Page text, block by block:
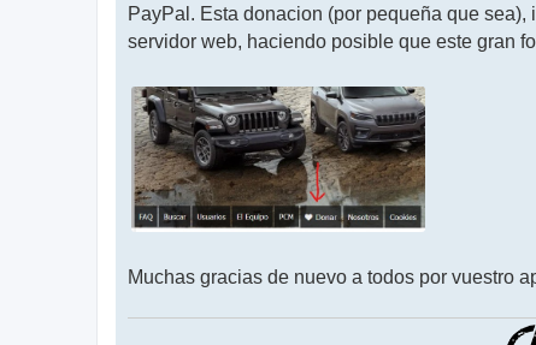
a
j
e
PayPal. Esta donacion (por pequeña que
servidor web, haciendo posible que este gran
Muchas gracias de nuevo a todos por vuestro